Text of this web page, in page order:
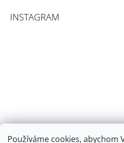
Používáme cookies,
INSTAGRAM